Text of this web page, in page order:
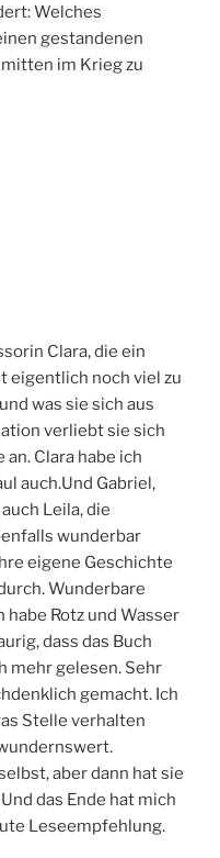
Welches
gestandenen
im Krieg zu
Clara, die ein
eigentlich noch viel zu
was sie sich aus
verliebt sie sich
Clara habe ich
auch.Und Gabriel,
Leila, die
wunderbar
eigene Geschichte
Wunderbare
habe Rotz und Wasser
dass das Buch
mehr gelesen. Sehr
gemacht. Ich
Stelle verhalten
aber dann hat sie
das Ende hat mich
Leseempfehlung.